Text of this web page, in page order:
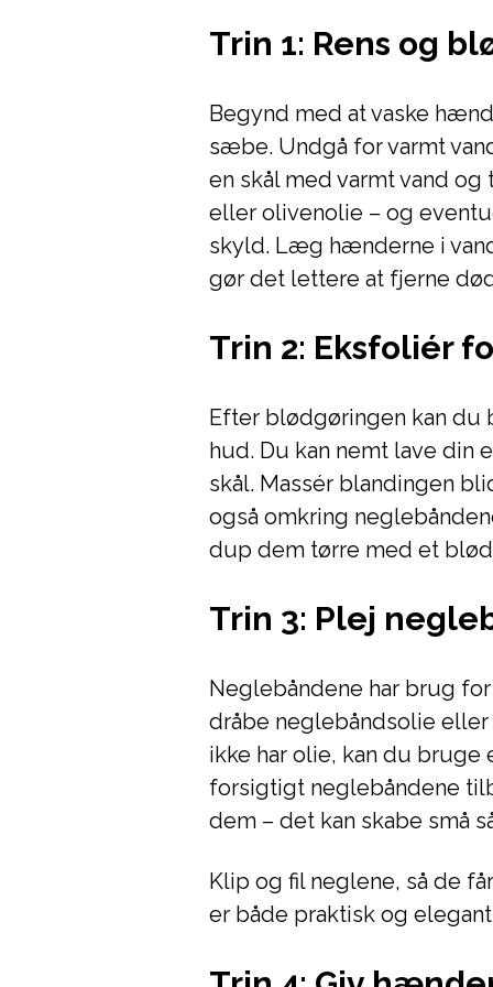
Trin 1: Rens og
Begynd med at vaske
sæbe. Undgå for varmt
en skål med varmt vand
eller olivenolie – og
skyld. Læg hænderne i
gør det lettere at fjerne
Trin 2: Eksfoliér
Efter blødgøringen kan du
hud. Du kan nemt lave din
skål. Massér blandingen
også omkring
dup dem tørre med et
Trin 3: Plej
Neglebåndene har brug
dråbe neglebåndsolie
ikke har olie, kan du
forsigtigt neglebåndene
dem – det kan skabe små
Klip og fil neglene, så de
er både praktisk og